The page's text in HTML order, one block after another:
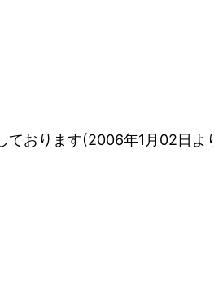
おります(2006年1月02日よ